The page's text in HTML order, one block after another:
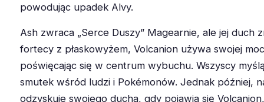
powodując upadek Alvy.
Ash zwraca „Serce Duszy” Magearnie, ale jej duch
fortecy z płaskowyżem, Volcanion używa swojej
poświęcając się w centrum wybuchu. Wszyscy
smutek wśród ludzi i Pokémonów. Jednak później,
odzyskuje swojego ducha, gdy pojawia się